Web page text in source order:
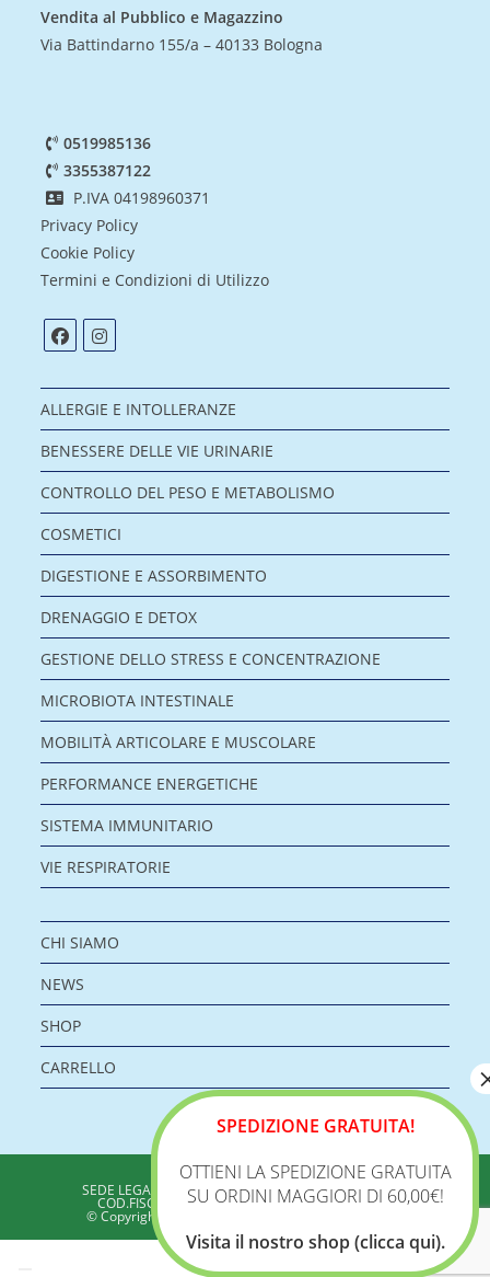
Vendita al Pubblico e Magazzino
Via Battindarno 155/a – 40133 Bologna
0519985136
3355387122
P.IVA 04198960371
Privacy Policy
Cookie Policy
Termini e Condizioni di Utilizzo
ALLERGIE E INTOLLERANZE
BENESSERE DELLE VIE URINARIE
CONTROLLO DEL PESO E METABOLISMO
COSMETICI
DIGESTIONE E ASSORBIMENTO
DRENAGGIO E DETOX
GESTIONE DELLO STRESS E CONCENTRAZIONE
MICROBIOTA INTESTINALE
MOBILITÀ ARTICOLARE E MUSCOLARE
PERFORMANCE ENERGETICHE
SISTEMA IMMUNITARIO
VIE RESPIRATORIE
CHI SIAMO
NEWS
SHOP
CARRELLO
BIOLOGICA S.R.L.
SEDE LEGALE: VIA DELLA ZECCA 1 – 40100 BOLOGNA
COD.FISC./P.IVA: 04198960371 - REA: BO 353313
© Copyright 2020 - Biologica – Integratori Alimentari
SPEDIZIONE GRATUITA!
OTTIENI LA SPEDIZIONE GRATUITA
SU ORDINI MAGGIORI DI 60,00€!
Visita il nostro shop (clicca qui).